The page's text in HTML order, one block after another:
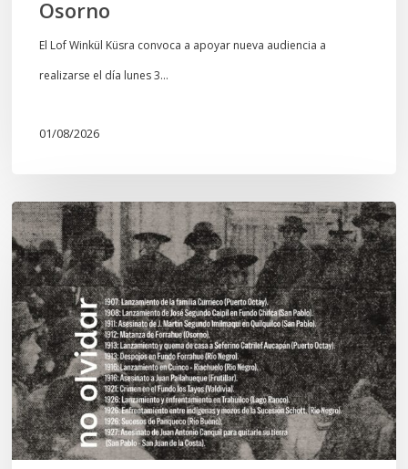
Osorno
El Lof Winkül Küsra convoca a apoyar nueva audiencia a
realizarse el día lunes 3…
01/08/2026
Chawrakawin:
Palimpsesto
explora
a
través
del
arte
las
tensiones